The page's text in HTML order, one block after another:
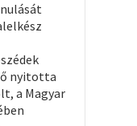
nyitotta
a Magyar